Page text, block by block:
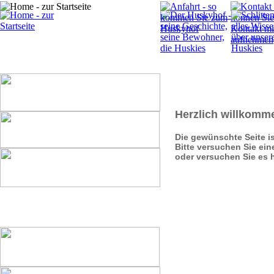
Herzlich
Die gewünschte Seite
Bitte versuchen Sie
oder versuchen Sie es